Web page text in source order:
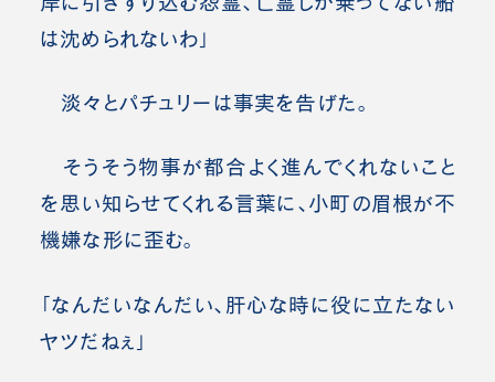
は沈められないわ」
淡々とパチュリーは事実を告げた。
そうそう物事が都合よく進んでくれないこと
を思い知らせてくれる言葉に、小町の眉根が不
機嫌な形に歪む。
「なんだいなんだい、肝心な時に役に立たない
ヤツだねぇ」